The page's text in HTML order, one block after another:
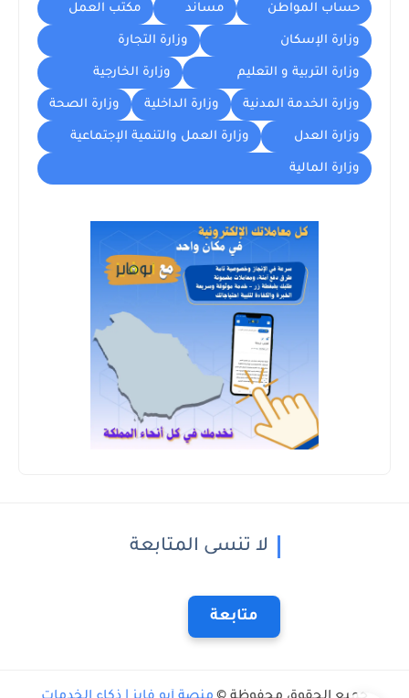
حساب المواطن مساند مكتب العمل
وزارة الإسكان وزارة التجارة
وزارة التربية و التعليم وزارة الخارجية
وزارة الخدمة المدنية وزارة الداخلية وزارة الصحة
وزارة العدل وزارة العمل والتنمية الإجتماعية
وزارة المالية
لا تنسى المتابعة
متابعة